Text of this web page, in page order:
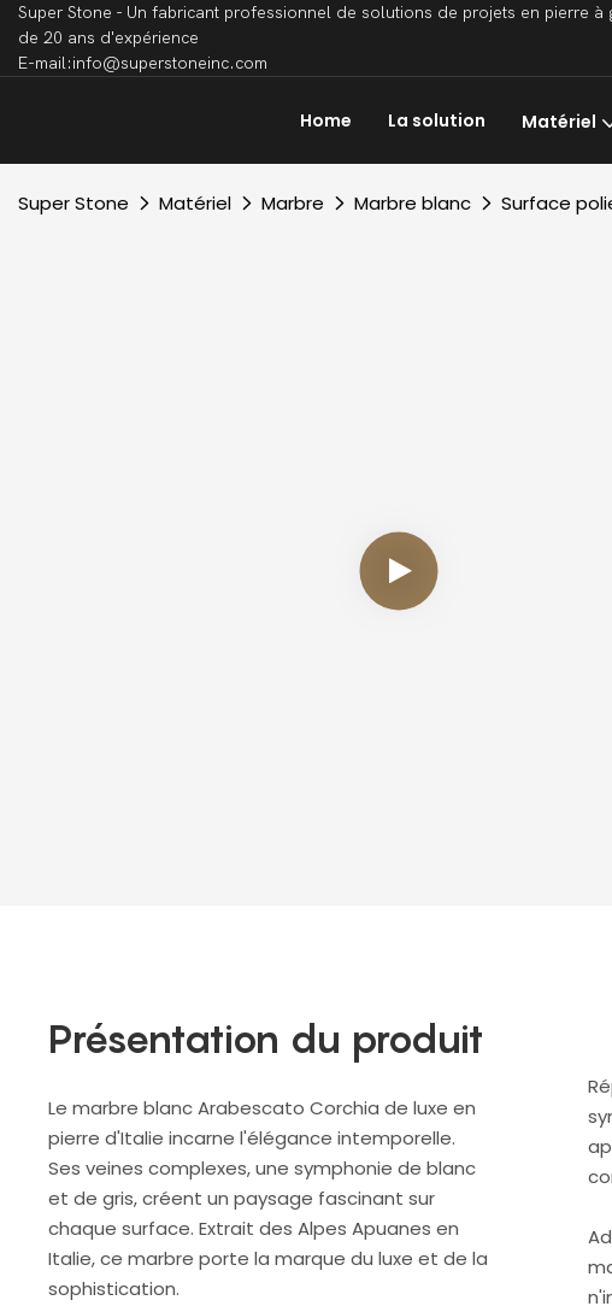
Super Stone - Un fabricant professionnel de solutions de projets en pierre à
de 20 ans d'expérience
E-mail:info@superstoneinc.com
Home La solution Matériel
Super Stone Matériel Marbre Marbre blanc Surface
Présentation du produit
Le marbre blanc Arabescato Corchia de luxe en
pierre d'Italie incarne l'élégance intemporelle.
Ses veines complexes, une symphonie de blanc
et de gris, créent un paysage fascinant sur
chaque surface. Extrait des Alpes Apuanes en
Italie, ce marbre porte la marque du luxe et de la
sophistication.